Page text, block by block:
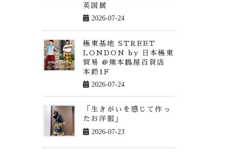
英国展
2026-07-24
極東基地 STREET
LONDON by 日本極東
貿易 @熊本鶴屋百貨店
本館1F
2026-07-24
「生きがいを感じて作っ
たお洋服」
2026-07-23